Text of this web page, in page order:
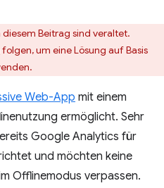
Beitrag sind veraltet.
folgen, um eine Lösung auf Basis
Web-App mit einem
ermöglicht. Sehr
Google Analytics für
und möchten keine
Offlinemodus verpassen.